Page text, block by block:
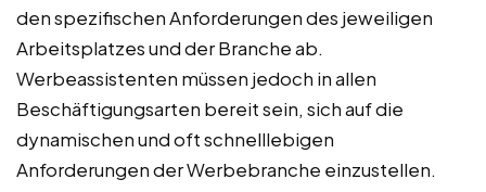
den spezifischen Anforderungen des jeweiligen
Arbeitsplatzes und der Branche ab.
Werbeassistenten müssen jedoch in allen
Beschäftigungsarten bereit sein, sich auf die
dynamischen und oft schnelllebigen
Anforderungen der Werbebranche einzustellen.